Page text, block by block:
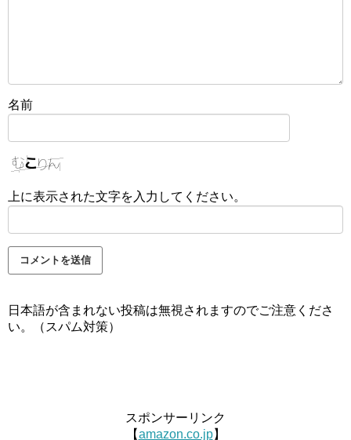
名前
上に表示された文字を入力してください。
日本語が含まれない投稿は無視されますのでご注意くださ
い。（スパム対策）
スポンサーリンク
【amazon.co.jp】